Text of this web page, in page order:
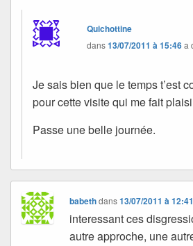
Quichottine
dans13/07/2011 à 15:46a
Je sais bien que le temps t’est
pour cette visite qui me fait
Passe une belle journée.
babethdans13/07/2011 à 12:41
interessant ces
autre approche, une